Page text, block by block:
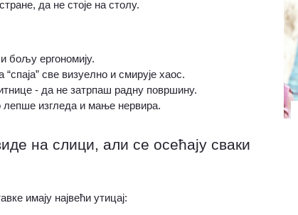
да не стоје на столу.
бољу ергономију.
све визуелно и смирује хаос.
- да не затрпаш радну површину.
изгледа и мање нервира.
на слици, али се осећају сваки
имају највећи утицај: